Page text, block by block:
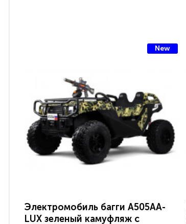
New
Электромобиль багги A505AA-
LUX зеленый камуфляж с